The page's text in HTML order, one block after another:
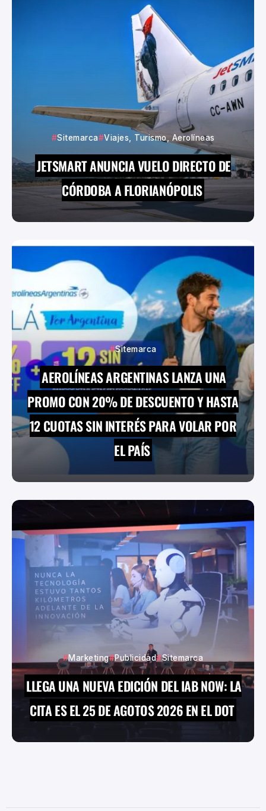
Sitemarca Viajes, Turismo, Aerolíneas
JETSMART ANUNCIA VUELO DIRECTO DE
CÓRDOBA A FLORIANÓPOLIS
Sitemarca
AEROLÍNEAS ARGENTINAS LANZA UNA
PROMO CON 20% DE DESCUENTO Y HASTA
12 CUOTAS SIN INTERÉS PARA VOLAR POR
EL PAÍS
Marketing Publicidad Sitemarca
LLEGA UNA NUEVA EDICIÓN DEL IAB NOW: LA
CITA ES EL 25 DE AGOTOS 2026 EN EL DOT